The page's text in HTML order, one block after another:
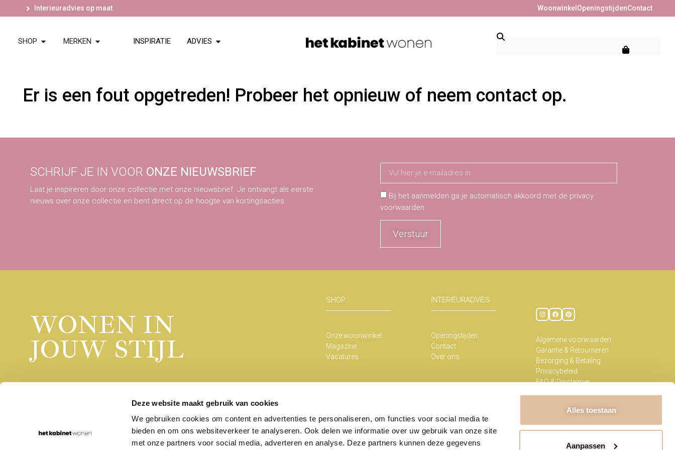
Deze website maakt gebruik van cookies
We gebruiken cookies om content en advertenties te personaliseren, om functies voor social media te
bieden en om ons websiteverkeer te analyseren. Ook delen we informatie over uw gebruik van onze site
met onze partners voor social media, adverteren en analyse. Deze partners kunnen deze gegevens
Alles toestaan
Aanpassen
Interieuradvies op maat Woonwinkel OpeningstijdenContact
SHOP MERKEN INSPIRATIE ADVIES
Er is een fout opgetreden! Probeer het opnieuw of neem contact op.
SCHRIJF JE IN VOOR ONZE NIEUWSBRIEF
Laat je inspireren door onze collectie met onze nieuwsbrief. Je ontvangt als eerste
nieuws over onze collectie en bent direct op de hoogte van kortingsacties.
Bij het aanmelden ga je automatisch akkoord met de privacy
voorwaarden
Verstuur
WONEN IN
JOUW STIJL
SHOP
Onze woonwinkel
Magazine
Vacatures
INTERIEURADVIES
Openingstijden
Contact
Over ons
Algemene voorwaarden
Garantie & Retourneren
Bezorging & Betaling
Privacybeleid
FAQ & Disclaimer
Rumpsterweg 1-5
030-656 70 68
info@hetkabinet.nl
Copyright Het Kabinet 2026